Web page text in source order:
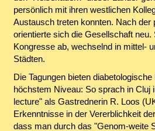
persönlich mit ihren westlichen
Austausch treten konnten. Nach der
orientierte sich die Gesellschaft neu.
Kongresse ab, wechselnd in mittel-
Städten.
Die Tagungen bieten
höchstem Niveau: So sprach in Cluj
lecture" als Gastrednerin R. Loos
Erkenntnisse in der Vererblichkeit
dass man durch das "Genom-weite